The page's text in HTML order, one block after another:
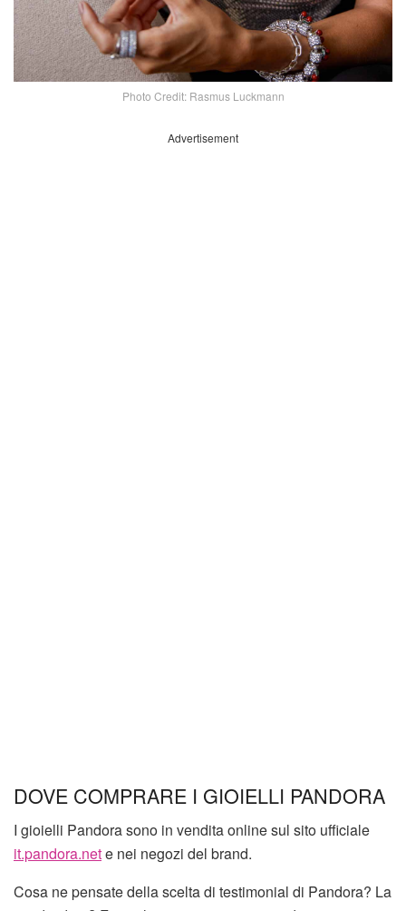
Photo Credit: Rasmus Luckmann
Advertisement
DOVE COMPRARE I GIOIELLI PANDORA
I gioielli Pandora sono in vendita online sul sito ufficiale
it.pandora.nete nei negozi del brand.
Cosa ne pensate della scelta di testimonial di Pandora? La